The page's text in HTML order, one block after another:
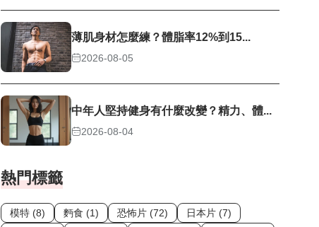
薄肌身材怎麼練？體脂率12%到15...
2026-08-05
中年人堅持健身有什麼改變？精力、體...
2026-08-04
熱門標籤
模特 (8) 麪食 (1) 恐怖片 (72)
日本片 (7)